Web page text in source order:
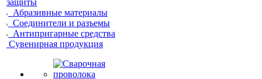
защиты
Абразивные материалы
Соединители и разъемы
Антипригарные средства
Сувенирная продукция